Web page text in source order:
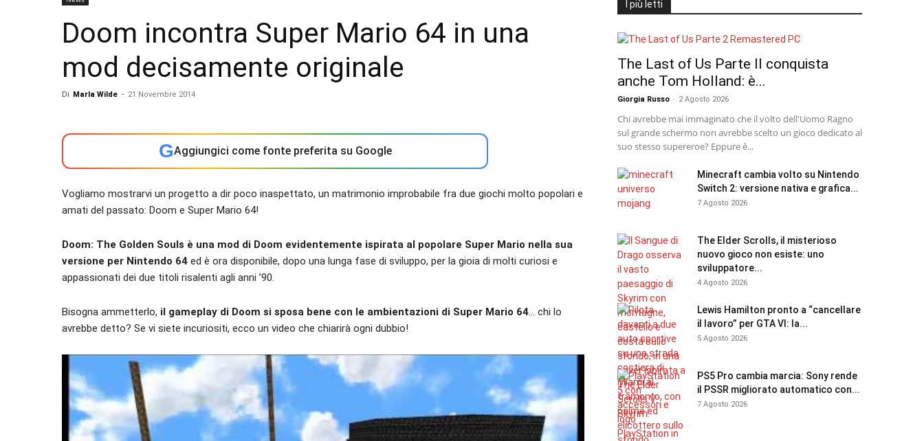
Doom incontra Super Mario 64 in una
mod decisamente originale
Di Marla Wilde - 21 Novembre 2014
GAggiungici come fonte preferita su Google
Vogliamo mostrarvi un progetto a dir poco inaspettato, un matrimonio improbabile fra due giochi molto popolari e
amati del passato: Doom e Super Mario 64!
Doom: The Golden Souls è una mod di Doom evidentemente ispirata al popolare Super Mario nella sua
versione per Nintendo 64 ed è ora disponibile, dopo una lunga fase di sviluppo, per la gioia di molti curiosi e
appassionati dei due titoli risalenti agli anni ’90.
Bisogna ammetterlo, il gameplay di Doom si sposa bene con le ambientazioni di Super Mario 64… chi lo
avrebbe detto? Se vi siete incuriositi, ecco un video che chiarirà ogni dubbio!
I più letti
The Last of Us Parte II conquista
anche Tom Holland: è...
Giorgia Russo - 2 Agosto 2026
Chi avrebbe mai immaginato che il volto dell'Uomo Ragno
sul grande schermo non avrebbe scelto un gioco dedicato al
suo stesso supereroe? Eppure è...
Minecraft cambia volto su Nintendo
Switch 2: versione nativa e grafica...
7 Agosto 2026
The Elder Scrolls, il misterioso
nuovo gioco non esiste: uno
sviluppatore...
4 Agosto 2026
Lewis Hamilton pronto a “cancellare
il lavoro” per GTA VI: la...
5 Agosto 2026
PS5 Pro cambia marcia: Sony rende
il PSSR migliorato automatico con...
7 Agosto 2026